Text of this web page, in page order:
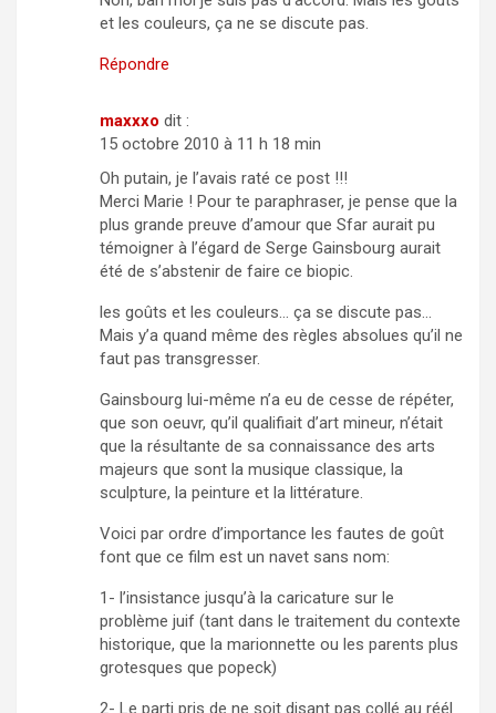
et les couleurs, ça ne se discute pas.
Répondre
maxxxo dit :
15 octobre 2010 à 11 h 18 min
Oh putain, je l’avais raté ce post !!!
Merci Marie ! Pour te paraphraser, je pense que la
plus grande preuve d’amour que Sfar aurait pu
témoigner à l’égard de Serge Gainsbourg aurait
été de s’abstenir de faire ce biopic.
les goûts et les couleurs… ça se discute pas…
Mais y’a quand même des règles absolues qu’il ne
faut pas transgresser.
Gainsbourg lui-même n’a eu de cesse de répéter,
que son oeuvr, qu’il qualifiait d’art mineur, n’était
que la résultante de sa connaissance des arts
majeurs que sont la musique classique, la
sculpture, la peinture et la littérature.
Voici par ordre d’importance les fautes de goût
font que ce film est un navet sans nom:
1- l’insistance jusqu’à la caricature sur le
problème juif (tant dans le traitement du contexte
historique, que la marionnette ou les parents plus
grotesques que popeck)
2- Le parti pris de ne soit disant pas collé au réél